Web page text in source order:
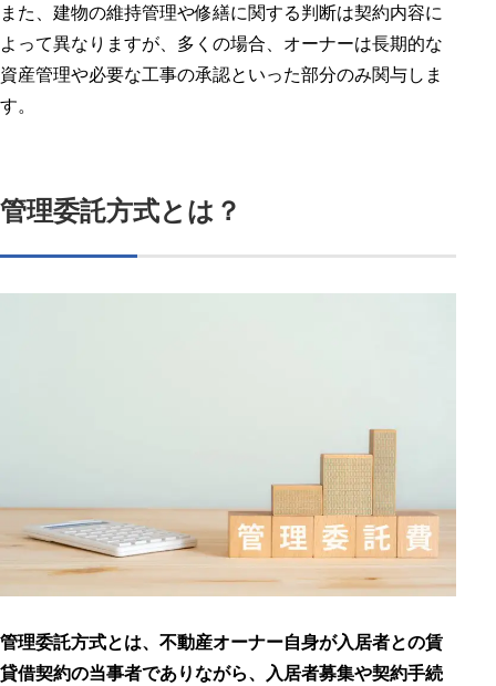
また、建物の維持管理や修繕に関する判断は契約内容に
よって異なりますが、多くの場合、オーナーは長期的な
資産管理や必要な工事の承認といった部分のみ関与しま
す。
管理委託方式とは？
管理委託方式とは、不動産オーナー自身が入居者との賃
貸借契約の当事者でありながら、入居者募集や契約手続